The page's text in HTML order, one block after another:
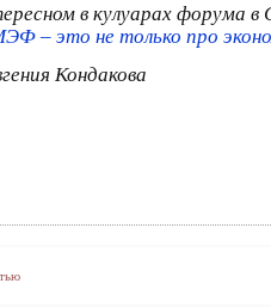
в кулуарах форума
– это не только про
Кондакова